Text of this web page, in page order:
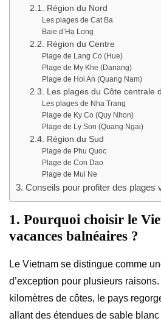
2.1. Région du Nord
Les plages de Cat Ba
Baie d’Hạ Long
2.2. Région du Centre
Plage de Lang Co (Hue)
Plage de My Khe (Danang)
Plage de Hoi An (Quang Nam)
2.3. Les plages du Côte centrale
Les plages de Nha Trang
Plage de Ky Co (Quy Nhon)
Plage de Ly Son (Quang Ngai)
2.4. Région du Sud
Plage de Phu Quoc
Plage de Con Dao
Plage de Mui Ne
3. Conseils pour profiter des plages
1. Pourquoi choisir le
vacances balnéaires ?
Le Vietnam se distingue comme
d’exception pour plusieurs
kilomètres de côtes, le pays
allant des étendues de sable